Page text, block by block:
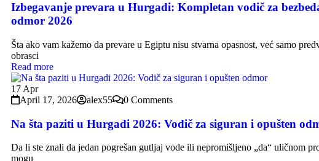
Izbegavanje prevara u Hurgadi: Kompletan vodič za
odmor 2026
Šta ako vam kažemo da prevare u Egiptu nisu stvarna opasnost, već samo
obrasci
Read more
17 Apr
April 17, 2026
alex55 0 Comments
Na šta paziti u Hurgadi 2026: Vodič za siguran i opušten
Da li ste znali da jedan pogrešan gutljaj vode ili nepromišljeno „da“ uličnom
mogu